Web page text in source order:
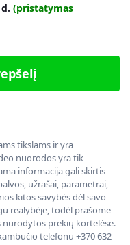
(pristatymas
tikslams ir yra
nuorodos yra tik
informacija gali skirtis
užrašai, parametrai,
kitos savybės dėl savo
realybėje, todėl prašome
prekių kortelėse.
telefonu +370 632